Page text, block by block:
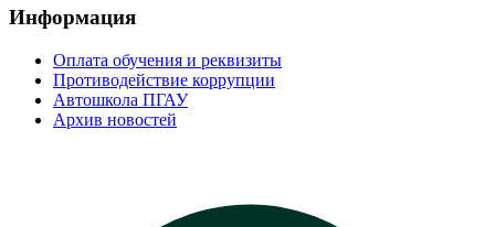
Информация
Оплата обучения и реквизиты
Противодействие коррупции
Автошкола ПГАУ
Архив новостей